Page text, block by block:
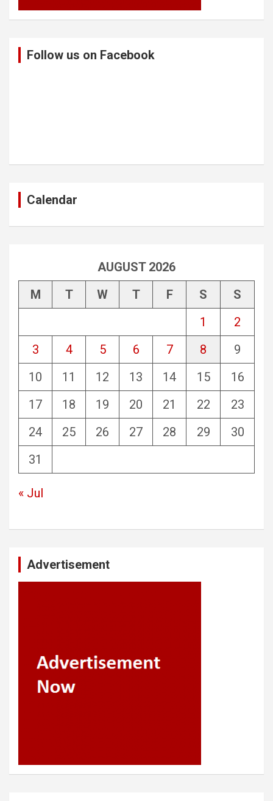
Follow us on Facebook
Calendar
AUGUST 2026
M
T W T F S
S
1
2
3
4 5 6 7 8
9
10
11 12 13 14 15
16
17
18 19 20 21 22
23
24
25 26 27 28 29
30
31
« Jul
Advertisement